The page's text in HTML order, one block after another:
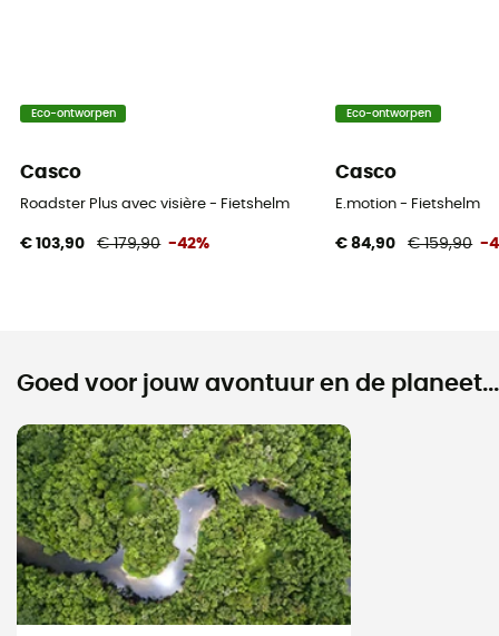
Eco-ontworpen
Casco
Roadster Plus avec visière - Fietshelm
€ 103,90 € 179,90 -42%
Eco-ontworpen
Casco
E.motion - Fietshelm
€ 84,90 € 159,90 -
Goed voor jouw avontuur en de planeet...